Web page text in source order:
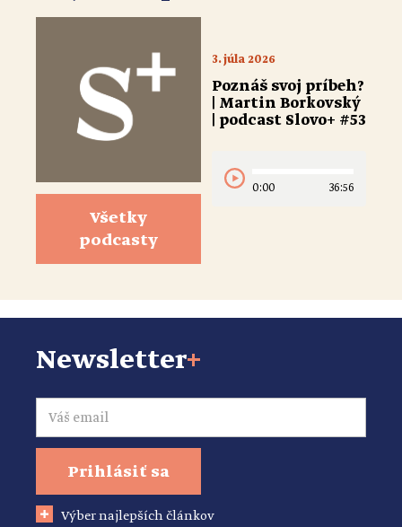
Všetky
podcasty
3. júla 2026
Poznáš svoj príbeh?
| Martin Borkovský
| podcast Slovo+ #53
0:00 36:56
Newsletter+
Email
Prihlásiť sa
Výber najlepších článkov